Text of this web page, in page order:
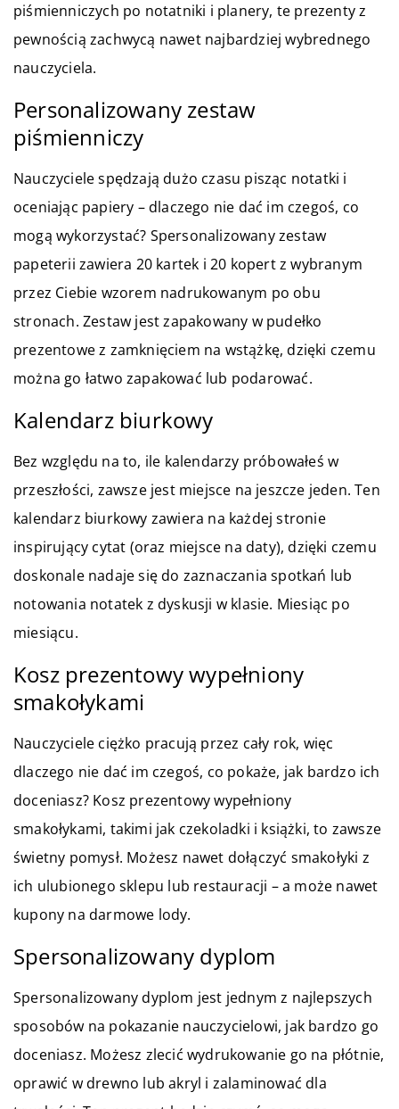
piśmienniczych po notatniki i planery, te prezenty z
pewnością zachwycą nawet najbardziej wybrednego
nauczyciela.
Personalizowany zestaw
piśmienniczy
Nauczyciele spędzają dużo czasu pisząc notatki i
oceniając papiery – dlaczego nie dać im czegoś, co
mogą wykorzystać? Spersonalizowany zestaw
papeterii zawiera 20 kartek i 20 kopert z wybranym
przez Ciebie wzorem nadrukowanym po obu
stronach. Zestaw jest zapakowany w pudełko
prezentowe z zamknięciem na wstążkę, dzięki czemu
można go łatwo zapakować lub podarować.
Kalendarz biurkowy
Bez względu na to, ile kalendarzy próbowałeś w
przeszłości, zawsze jest miejsce na jeszcze jeden. Ten
kalendarz biurkowy zawiera na każdej stronie
inspirujący cytat (oraz miejsce na daty), dzięki czemu
doskonale nadaje się do zaznaczania spotkań lub
notowania notatek z dyskusji w klasie. Miesiąc po
miesiącu.
Kosz prezentowy wypełniony
smakołykami
Nauczyciele ciężko pracują przez cały rok, więc
dlaczego nie dać im czegoś, co pokaże, jak bardzo ich
doceniasz? Kosz prezentowy wypełniony
smakołykami, takimi jak czekoladki i książki, to zawsze
świetny pomysł. Możesz nawet dołączyć smakołyki z
ich ulubionego sklepu lub restauracji – a może nawet
kupony na darmowe lody.
Spersonalizowany dyplom
Spersonalizowany dyplom jest jednym z najlepszych
sposobów na pokazanie nauczycielowi, jak bardzo go
doceniasz. Możesz zlecić wydrukowanie go na płótnie,
oprawić w drewno lub akryl i zalaminować dla